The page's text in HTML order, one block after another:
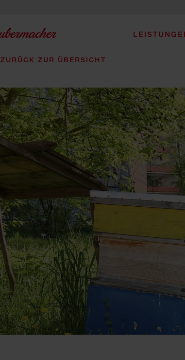
ZURÜCK ZUR ÜBERSICHT